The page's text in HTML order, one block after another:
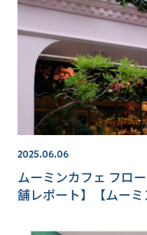
2025.06.06
ムーミンカフェ フロ
舗レポート】【ムーミ